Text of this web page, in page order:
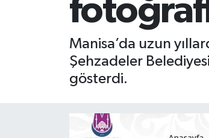
Manisa’da uzun
Şehzadeler
gösterdi.
Son Dakika Haberleri
Haber Arşivi